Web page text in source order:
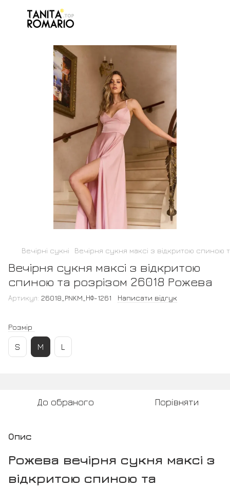
Вечірні сукні Вечірня сукня максі з відкритою спиною
Вечірня сукня максі з відкритою
спиною та розрізом 26018 Рожева
Артикул: 26018_PNKM_НФ-1261 Написати відгук
Розмір
S M L
До обраного Порівняти
Опис
Рожева вечірня сукня максі з
відкритою спиною та